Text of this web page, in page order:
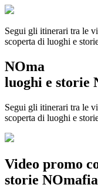
Segui gli itinerari tra le
scoperta di luoghi e
NOma
luoghi e storie
Segui gli itinerari tra le
scoperta di luoghi e
Video promo
storie